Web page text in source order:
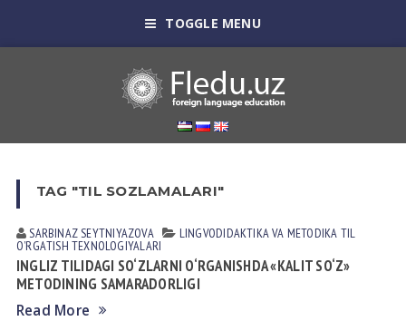
TOGGLE MENU
TAG "TIL SOZLAMALARI"
SARBINAZ SEYTNIYAZOVА LINGVODIDАKTIKА VА METODIKА TIL
OʼRGАTISH TEXNOLOGIYALАRI
INGLIZ TILIDAGI SO‘ZLARNI O‘RGANISHDA «KALIT SO‘Z»
METODINING SAMARADORLIGI
Read More